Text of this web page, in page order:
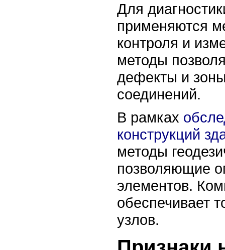
Для
применяются
контроля и
методы
дефекты и
соединений.
В рамках
конструкций
методы
позволяющие
элементов.
обеспечивает
узлов.